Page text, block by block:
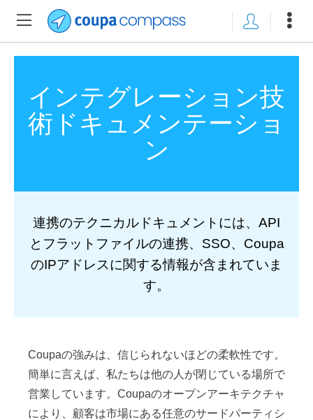
インテグレーション技
術ドキュメンテーショ
ン
連携のテクニカルドキュメントには、API
とフラットファイルの連携、SSO、Coupa
のIPアドレスに関する情報が含まれていま
す。
Coupaの強みは、信じられないほどの柔軟性です。
簡単に言えば、私たちは他の人が閉じている場所で
営業しています。Coupaのオープンアーキテクチャ
により、顧客は市場にある任意のサードパーティシ